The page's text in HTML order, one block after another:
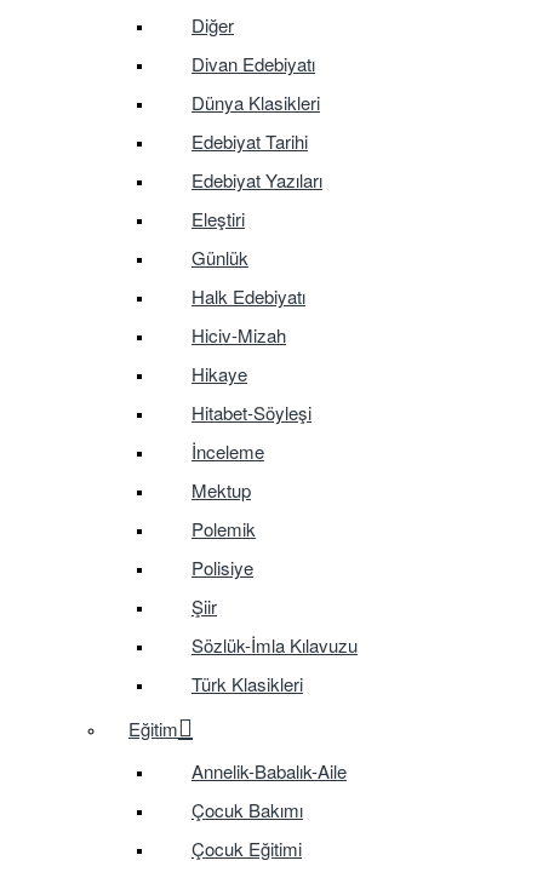
Diğer
Divan Edebiyatı
Dünya Klasikleri
Edebiyat Tarihi
Edebiyat Yazıları
Eleştiri
Günlük
Halk Edebiyatı
Hiciv-Mizah
Hikaye
Hitabet-Söyleşi
İnceleme
Mektup
Polemik
Polisiye
Şiir
Sözlük-İmla Kılavuzu
Türk Klasikleri
Eğitim
Annelik-Babalık-Aile
Çocuk Bakımı
Çocuk Eğitimi